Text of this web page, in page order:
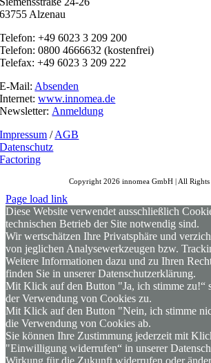
63755 Alzenau
Telefon: +49 6023 3 209 200
Telefon: 0800 4666632 (kostenfrei)
Telefax: +49 6023 3 209 222
E-Mail: Absenden
Internet:www.innomea.de
Newsletter: Anmeldung
Impressum /AGB
Datenschutz
Factoring
Copyright 2026 innomea GmbH | All Rights
Page load link
Diese Website verwendet ausschließlich
technischen Betrieb der Site notwendig sind.
Wir wertschätzen Ihre Privatsphäre und
von jeglichen Analysewerkzeugen bzw.
Weitere Informationen dazu und zu Ihren
finden Sie in unserer Datenschutzerklärung.
Mit Klick auf den Button "Ja, ich stimme zu!“
der Verwendung von Cookies zu.
Mit Klick auf den Button "Nein, ich stimme
die Verwendung von Cookies ab.
Sie können Ihre Zustimmung jederzeit mit
"Einwilligung widerrufen“ in unserer
Wirkung für die Zukunft widerrufen oder